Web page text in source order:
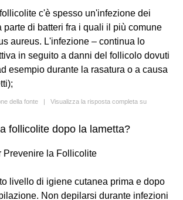
c'è spesso un'infezione dei
di batteri fra i quali il più comune
aureus. L'infezione – continua lo
in seguito a danni del follicolo dovuti
esempio durante la rasatura o a causa
della fonte | Visualizza la risposta completa su
follicolite dopo la lametta?
Prevenire la Follicolite
livello di igiene cutanea prima e dopo
Non depilarsi durante infezioni